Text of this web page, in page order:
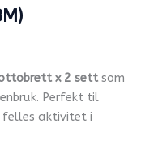
x 2 sett som
Perfekt til
felles aktivitet i